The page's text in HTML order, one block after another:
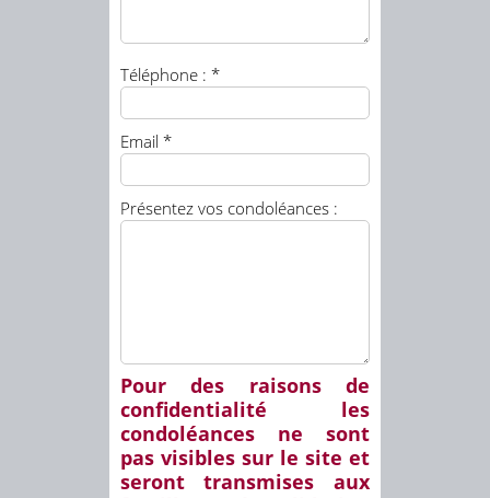
Téléphone : *
Email *
Présentez vos condoléances :
Pour des raisons de
confidentialité les
condoléances ne sont
pas visibles sur le site et
seront transmises aux